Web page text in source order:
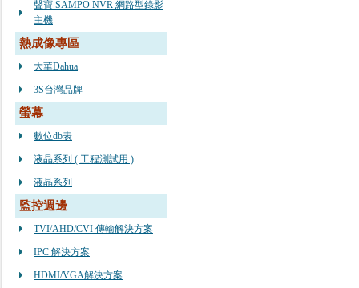
聲寶 SAMPO NVR 網路型錄影
主機
熱成像專區
大華Dahua
3S台灣品牌
螢幕
數位db表
液晶系列 ( 工程測試用 )
液晶系列
監控週邊
TVI/AHD/CVI 傳輸解決方案
IPC 解決方案
HDMI/VGA解決方案